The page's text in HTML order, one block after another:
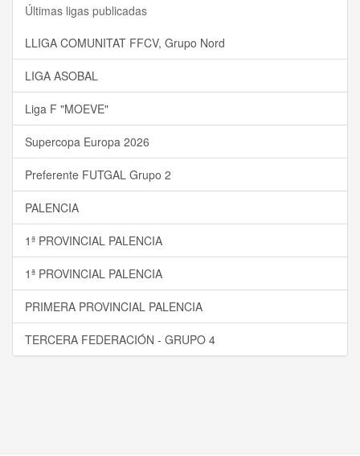
Últimas ligas publicadas
LLIGA COMUNITAT FFCV, Grupo Nord
LIGA ASOBAL
Liga F "MOEVE"
Supercopa Europa 2026
Preferente FUTGAL Grupo 2
PALENCIA
1ª PROVINCIAL PALENCIA
1ª PROVINCIAL PALENCIA
PRIMERA PROVINCIAL PALENCIA
TERCERA FEDERACIÓN - GRUPO 4